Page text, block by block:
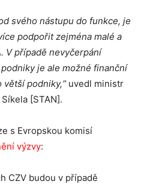
svého nástupu do funkce, je
podpořit zejména malé a
V případě nevyčerpání
je ale možné finanční
podniky,“ uvedl ministr
[STAN].
s Evropskou komisí
výzvy:
CZV budou v případě